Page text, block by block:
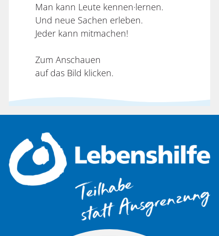
Man kann Leute kennen·lernen.
Und neue Sachen erleben.
Jeder kann mitmachen!
Zum Anschauen
auf das Bild klicken.